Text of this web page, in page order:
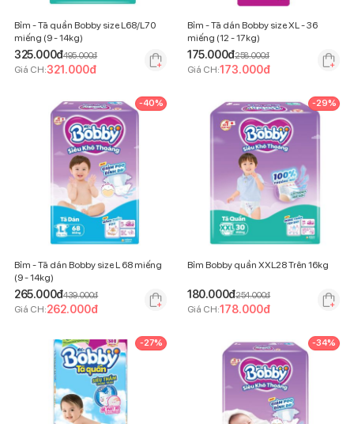
Bỉm - Tã quần Bobby size L68/L70
miếng (9 - 14kg)
325.000đ495.000đ
Giá CH:321.000đ
Bỉm - Tã dán Bobby size XL - 36
miếng (12 - 17kg)
175.000đ258.000đ
Giá CH:173.000đ
-40%
Bỉm - Tã dán Bobby size L 68 miếng
(9 - 14kg)
265.000đ439.000đ
Giá CH:262.000đ
-29%
Bỉm Bobby quần XXL28 Trên 16kg
180.000đ254.000đ
Giá CH:178.000đ
-27% -34%